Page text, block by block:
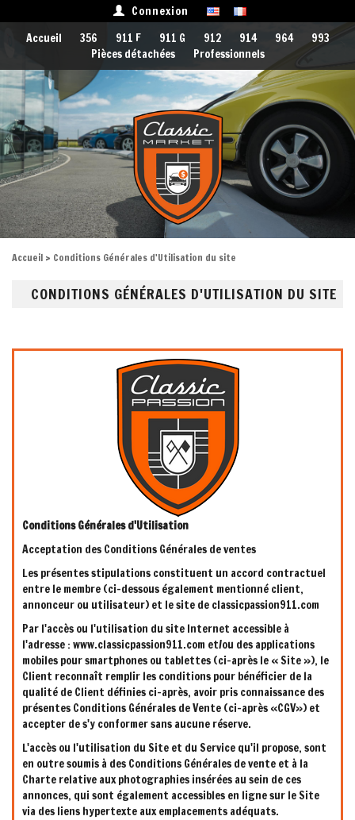
Connexion
Accueil
356 911 F 911 G 912 914 964
993
Pièces détachées
Professionnels
Accueil > Conditions Générales d'Utilisation du site
CONDITIONS GÉNÉRALES D'UTILISATION DU SITE
Conditions Générales d'Utilisation
Acceptation des Conditions Générales de ventes
Les présentes stipulations constituent un accord contractuel
entre le membre (ci-dessous également mentionné client,
annonceur ou utilisateur) et le site de classicpassion911.com
Par l'accès ou l'utilisation du site Internet accessible à
l'adresse : www.classicpassion911.com et/ou des applications
mobiles pour smartphones ou tablettes (ci-après le « Site »), le
Client reconnaît remplir les conditions pour bénéficier de la
qualité de Client définies ci-après, avoir pris connaissance des
présentes Conditions Générales de Vente (ci-après «CGV») et
accepter de s'y conformer sans aucune réserve.
L'accès ou l'utilisation du Site et du Service qu'il propose, sont
en outre soumis à des Conditions Générales de vente et à la
Charte relative aux photographies insérées au sein de ces
annonces, qui sont également accessibles en ligne sur le Site
via des liens hypertexte aux emplacements adéquats.